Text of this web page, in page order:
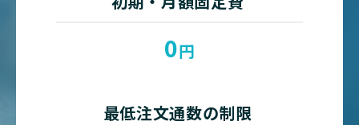
0円
最低注文通数の制限